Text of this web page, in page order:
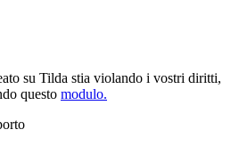
su Tilda stia violando i vostri diritti,
questo modulo.